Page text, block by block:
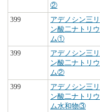
②
399
アデノシン三リ
ン酸二ナトリウ
ム①
399
アデノシン三リ
ン酸二ナトリウ
ム②
399
アデノシン三リ
ン酸二ナトリウ
ム水和物③